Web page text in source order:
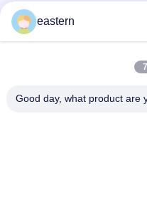
CMYK/ Pantone 인쇄 약국 종
맞춤형 10ml 방울 상자 스테
eastern
Good day, what product are